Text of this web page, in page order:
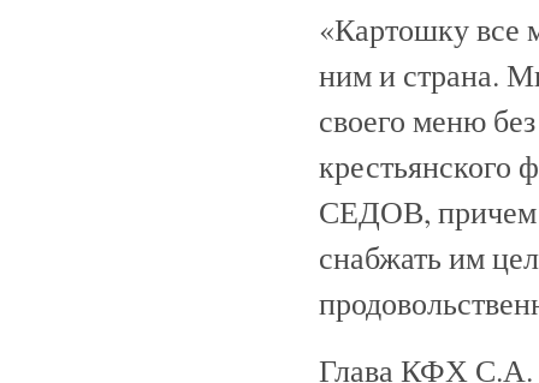
«Картошку все
ним и страна.
своего меню
крестьянского
СЕДОВ, причем
снабжать им
Глава КФХ С.А.